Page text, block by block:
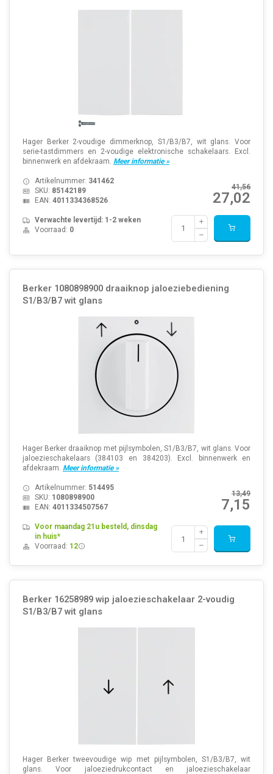
Hager Berker 2-voudige dimmerknop, S1/B3/B7, wit glans. Voor
serie-tastdimmers en 2-voudige elektronische schakelaars. Excl.
binnenwerk en afdekraam. Meer informatie »
41,56
27,02
Artikelnummer: 341462
SKU: 85142189
EAN: 4011334368526
Verwachte levertijd: 1-2 weken
Voorraad: 0
Berker 1080898900 draaiknop jaloeziebediening
S1/B3/B7 wit glans
Hager Berker draaiknop met pijlsymbolen, S1/B3/B7, wit glans. Voor
jaloezieschakelaars (384103 en 384203). Excl. binnenwerk en
afdekraam. Meer informatie »
13,49
7,15
Artikelnummer: 514495
SKU: 1080898900
EAN: 4011334507567
Voor maandag 21u besteld, dinsdag
in huis*
Voorraad: 12
Berker 16258989 wip jaloezieschakelaar 2-voudig
S1/B3/B7 wit glans
Hager Berker tweevoudige wip met pijlsymbolen, S1/B3/B7, wit
glans. Voor jaloeziedrukcontact en jaloezieschakelaar